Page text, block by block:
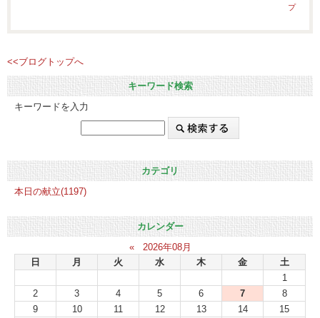
プ
<<ブログトップへ
キーワード検索
キーワードを入力
カテゴリ
本日の献立(1197)
カレンダー
«
2026年08月
日
月 火 水 木 金
土
1
2
3 4 5 6 7
8
9
10 11 12 13 14
15